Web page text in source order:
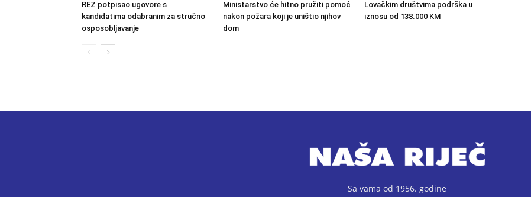
REZ potpisao ugovore s
kandidatima odabranim za stručno
osposobljavanje
Ministarstvo će hitno pružiti pomoć
nakon požara koji je uništio njihov
dom
Lovačkim društvima podrška u
iznosu od 138.000 KM
Sa vama od 1956. godine